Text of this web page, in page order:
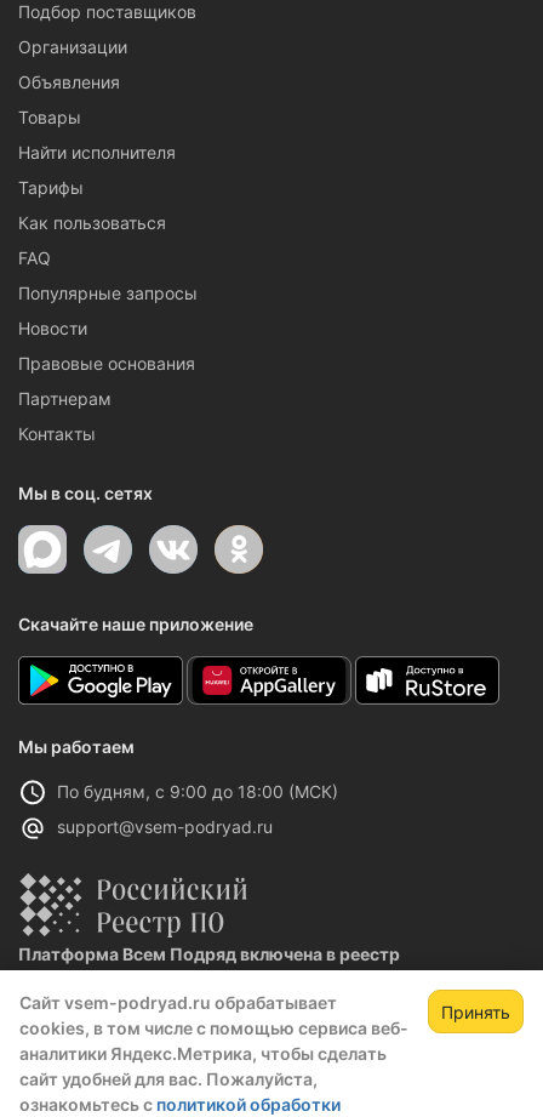
Сайт vsem-podryad.ru обрабатывает
cookies, в том числе с помощью сервиса веб-
аналитики Яндекс.Метрика, чтобы сделать
сайт удобней для вас. Пожалуйста,
ознакомьтесь с политикой обработки
Принять
Подбор поставщиков
Организации
Объявления
Товары
Найти исполнителя
Тарифы
Как пользоваться
FAQ
Популярные запросы
Новости
Правовые основания
Партнерам
Контакты
Мы в соц. сетях
Скачайте наше приложение
Мы работаем
По будням, с 9:00 до 18:00 (МСК)
support@vsem-podryad.ru
Платформа Всем Подряд включена в реестр
Реестровая запись №32021 от 06.02.2026
Политика конфиденциальности